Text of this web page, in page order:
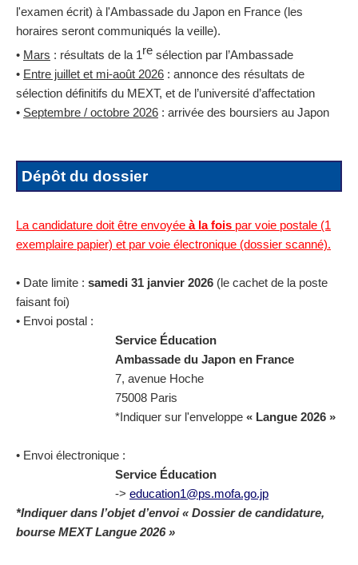
l'examen écrit) à l'Ambassade du Japon en France (les
horaires seront communiqués la veille).
• Mars : résultats de la 1re sélection par l’Ambassade
• Entre juillet et mi-août 2026 : annonce des résultats de
sélection définitifs du MEXT, et de l’université d’affectation
• Septembre / octobre 2026 : arrivée des boursiers au Japon
Dépôt du dossier
La candidature doit être envoyée à la fois par voie postale (1
exemplaire papier) et par voie électronique (dossier scanné).
• Date limite : samedi 31 janvier 2026 (le cachet de la poste
faisant foi)
• Envoi postal :
Service Éducation
Ambassade du Japon en France
7, avenue Hoche
75008 Paris
*Indiquer sur l'enveloppe « Langue 2026 »
• Envoi électronique :
Service Éducation
-> education1@ps.mofa.go.jp
*Indiquer dans l’objet d’envoi « Dossier de candidature,
bourse MEXT Langue 2026 »